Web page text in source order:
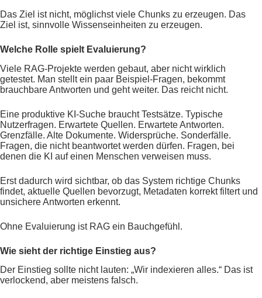
Das Ziel ist nicht, möglichst viele Chunks zu erzeugen. Das
Ziel ist, sinnvolle Wissenseinheiten zu erzeugen.
Welche Rolle spielt Evaluierung?
Viele RAG-Projekte werden gebaut, aber nicht wirklich
getestet. Man stellt ein paar Beispiel-Fragen, bekommt
brauchbare Antworten und geht weiter. Das reicht nicht.
Eine produktive KI-Suche braucht Testsätze. Typische
Nutzerfragen. Erwartete Quellen. Erwartete Antworten.
Grenzfälle. Alte Dokumente. Widersprüche. Sonderfälle.
Fragen, die nicht beantwortet werden dürfen. Fragen, bei
denen die KI auf einen Menschen verweisen muss.
Erst dadurch wird sichtbar, ob das System richtige Chunks
findet, aktuelle Quellen bevorzugt, Metadaten korrekt filtert und
unsichere Antworten erkennt.
Ohne Evaluierung ist RAG ein Bauchgefühl.
Wie sieht der richtige Einstieg aus?
Der Einstieg sollte nicht lauten: „Wir indexieren alles.“ Das ist
verlockend, aber meistens falsch.